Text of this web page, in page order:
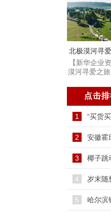
北极漠河寻
北
【新华企业
漠河寻爱之
点击
“买货
1
安徽霍
2
椰子跳
3
岁末随
4
哈尔滨
5